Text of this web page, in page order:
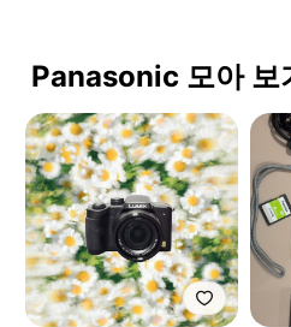
Panasonic 모아 보